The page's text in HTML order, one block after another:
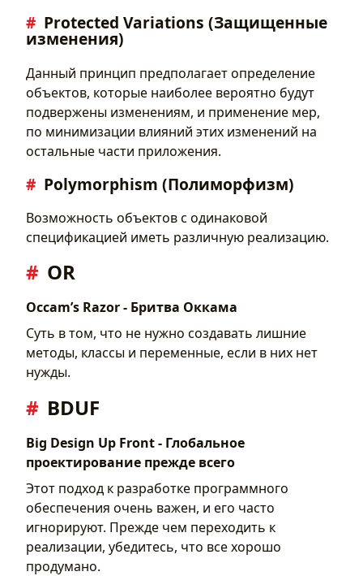
Protected Variations (Защищенные
изменения)
Данный принцип предполагает определение
объектов, которые наиболее вероятно будут
подвержены изменениям, и применение мер,
по минимизации влияний этих изменений на
остальные части приложения.
Polymorphism (Полиморфизм)
Возможность объектов с одинаковой
спецификацией иметь различную реализацию.
OR
Occam’s Razor - Бритва Оккама
Суть в том, что не нужно создавать лишние
методы, классы и переменные, если в них нет
нужды.
BDUF
Big Design Up Front - Глобальное
проектирование прежде всего
Этот подход к разработке программного
обеспечения очень важен, и его часто
игнорируют. Прежде чем переходить к
реализации, убедитесь, что все хорошо
продумано.